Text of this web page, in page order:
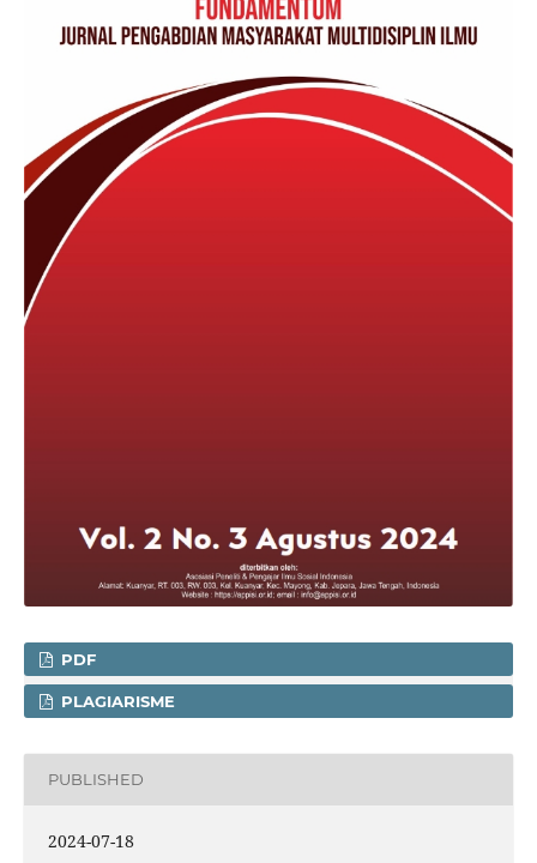
PDF
PLAGIARISME
PUBLISHED
2024-07-18